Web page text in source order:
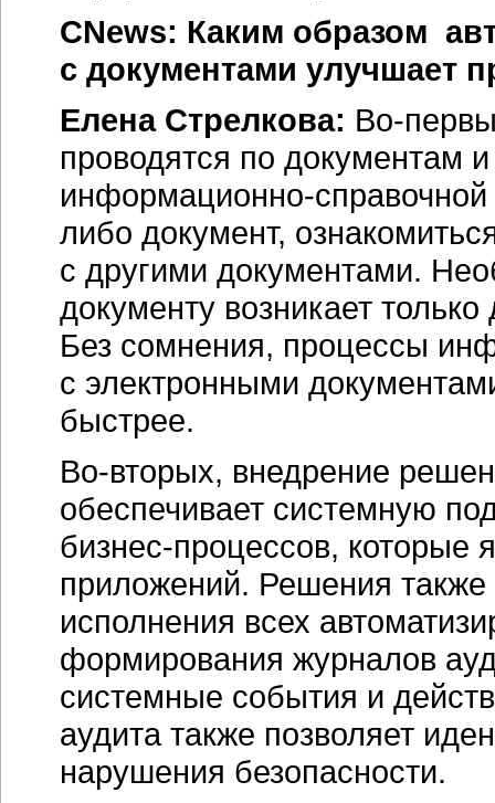
CNews: Каким образом
с документами улучшает
Елена Стрелкова: Во-
проводятся по документам
информационно-справочной
либо документ,
с другими документами.
документу возникает
Без сомнения, процессы
с электронными
быстрее.
Во-вторых, внедрение
обеспечивает системную
бизнес-процессов, которые
приложений. Решения также
исполнения всех
формирования журналов
системные события и
аудита также позволяет
нарушения безопасности.